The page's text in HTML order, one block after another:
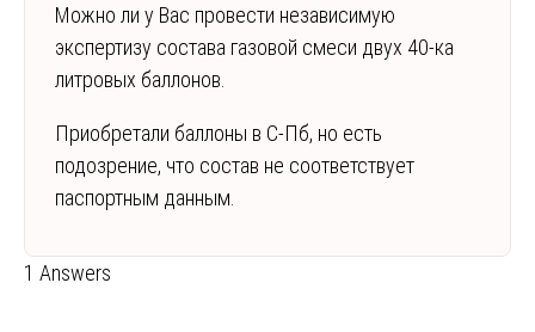
Можно ли у Вас провести независимую
экспертизу состава газовой смеси двух 40-ка
литровых баллонов.
Приобретали баллоны в С-Пб, но есть
подозрение, что состав не соответствует
паспортным данным.
1 Answers